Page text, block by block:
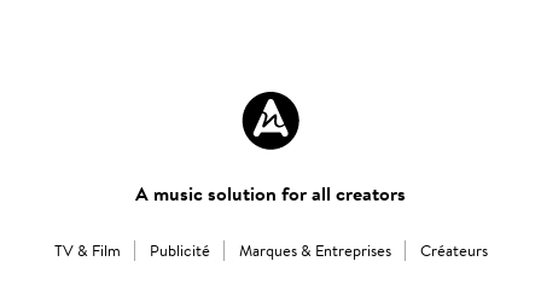
A music solution for all creators
TV & Film Publicité Marques & Entreprises Créateurs